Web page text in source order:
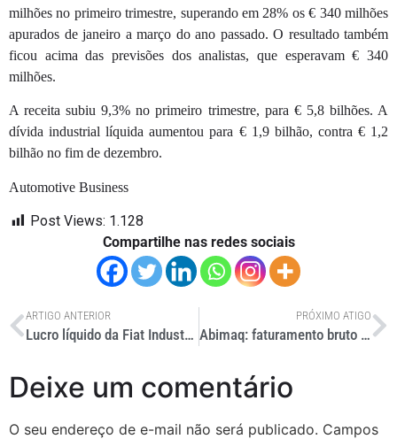
milhões no primeiro trimestre, superando em 28% os € 340 milhões
apurados de janeiro a março do ano passado. O resultado também
ficou acima das previsões dos analistas, que esperavam € 340
milhões.
A receita subiu 9,3% no primeiro trimestre, para € 5,8 bilhões. A
dívida industrial líquida aumentou para € 1,9 bilhão, contra € 1,2
bilhão no fim de dezembro.
Automotive Business
Post Views: 1.128
Compartilhe nas redes sociais
ARTIGO ANTERIOR
Lucro líquido da Fiat Industrial cresce 70%
PRÓXIMO ATIGO
Abimaq: faturamento bruto cresce 5,1% no 1º trimestre
Deixe um comentário
O seu endereço de e-mail não será publicado. Campos